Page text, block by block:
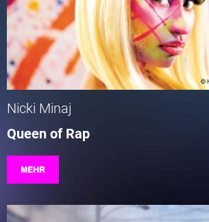
Nicki Minaj
Queen of Rap
MEHR